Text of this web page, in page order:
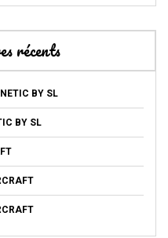
récents
BY SL
BY SL